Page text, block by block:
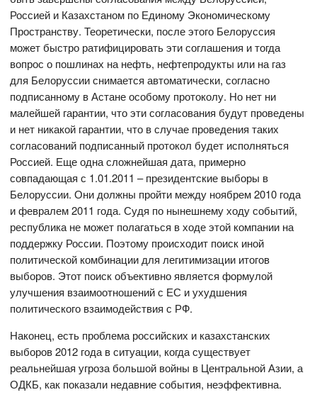
Россией и Казахстаном по Единому Экономическому
Пространству. Теоретически, после этого Белоруссия
может быстро ратифицировать эти соглашения и тогда
вопрос о пошлинах на нефть, нефтепродукты или на газ
для Белоруссии снимается автоматически, согласно
подписанному в Астане особому протоколу. Но нет ни
малейшей гарантии, что эти согласования будут проведены
и нет никакой гарантии, что в случае проведения таких
согласований подписанный протокол будет исполняться
Россией. Еще одна сложнейшая дата, примерно
совпадающая с 1.01.2011 – президентские выборы в
Белоруссии. Они должны пройти между ноябрем 2010 года
и февралем 2011 года. Судя по нынешнему ходу событий,
республика не может полагаться в ходе этой компании на
поддержку России. Поэтому происходит поиск иной
политической комбинации для легитимизации итогов
выборов. Этот поиск объективно является формулой
улучшения взаимоотношений с ЕС и ухудшения
политического взаимодействия с РФ.
Наконец, есть проблема российских и казахстанских
выборов 2012 года в ситуации, когда существует
реальнейшая угроза большой войны в Центральной Азии, а
ОДКБ, как показали недавние события, неэффективна.